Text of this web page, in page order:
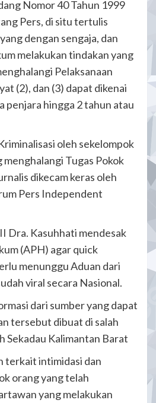
Nomor 40 Tahun 1999
Pers, di situ tertulis
dengan sengaja, dan
melakukan tindakan yang
Pelaksanaan
(2), dan (3) dapat dikenai
penjara hingga 2 tahun atau
oleh sekelompok
Tugas Pokok
dikecam keras oleh
Pers Independent
Dra. Kasuhhati mendesak
(APH) agar quick
menunggu Aduan dari
viral secara Nasional.
dari sumber yang dapat
tersebut dibuat di salah
Sekadau Kalimantan Barat
terkait intimidasi dan
orang yang telah
yang melakukan